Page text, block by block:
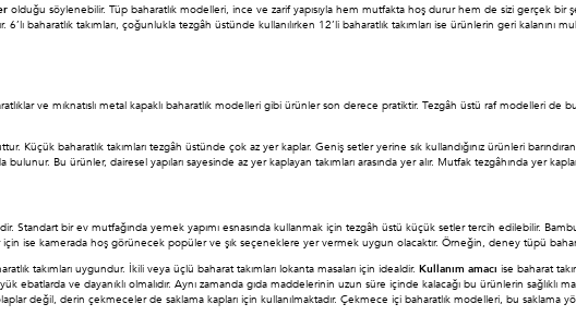
olduğu söylenebilir. Tüp baharatlık modelleri, ince ve zarif yapısıyla hem mutfakta hoş durur hem de sizi gerçek bir
baharatlık takımları, çoğunlukla tezgâh üstünde kullanılırken 12’li baharatlık takımları ise ürünlerin geri
ve mıknatıslı metal kapaklı baharatlık modelleri gibi ürünler son derece pratiktir. Tezgâh üstü raf modelleri de bu
baharatlık takımları tezgâh üstünde çok az yer kaplar. Geniş setler yerine sık kullandığınız ürünleri
bulunur. Bu ürünler, dairesel yapıları sayesinde az yer kaplayan takımları arasında yer alır. Mutfak tezgâhında yer
Standart bir ev mutfağında yemek yapımı esnasında kullanmak için tezgâh üstü küçük setler tercih edilebilir.
ise kamerada hoş görünecek popüler ve şık seçeneklere yer vermek uygun olacaktır. Örneğin, deney tüpü
takımları uygundur. İkili veya üçlü baharat takımları lokanta masaları için idealdir. Kullanım amacı ise baharat
ebatlarda ve dayanıklı olmalıdır. Aynı zamanda gıda maddelerinin uzun süre içinde kalacağı bu ürünlerin sağlıklı
değil, derin çekmeceler de saklama kapları için kullanılmaktadır. Çekmece içi baharatlık modelleri, bu saklama